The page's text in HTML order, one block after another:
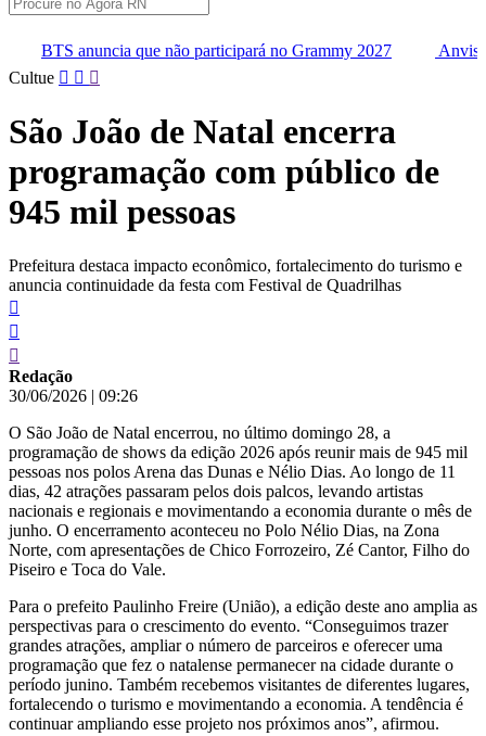
que não participará no Grammy 2027
Anvisa pode
Pular
conteúdo
Cultue
São João de Natal encerra
programação com público de
945 mil pessoas
Prefeitura destaca impacto econômico, fortalecimento do turismo e
anuncia continuidade da festa com Festival de Quadrilhas
Redação
30/06/2026 | 09:26
O São João de Natal encerrou, no último domingo 28, a
programação de shows da edição 2026 após reunir mais de 945 mil
pessoas nos polos Arena das Dunas e Nélio Dias. Ao longo de 11
dias, 42 atrações passaram pelos dois palcos, levando artistas
nacionais e regionais e movimentando a economia durante o mês de
junho. O encerramento aconteceu no Polo Nélio Dias, na Zona
Norte, com apresentações de Chico Forrozeiro, Zé Cantor, Filho do
Piseiro e Toca do Vale.
Para o prefeito Paulinho Freire (União), a edição deste ano amplia as
perspectivas para o crescimento do evento. “Conseguimos trazer
grandes atrações, ampliar o número de parceiros e oferecer uma
programação que fez o natalense permanecer na cidade durante o
período junino. Também recebemos visitantes de diferentes lugares,
fortalecendo o turismo e movimentando a economia. A tendência é
continuar ampliando esse projeto nos próximos anos”, afirmou.